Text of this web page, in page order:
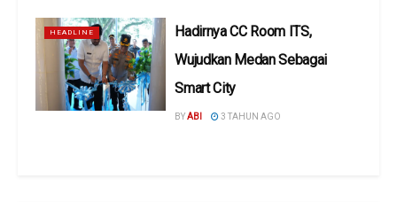
HEADLINE
Hadirnya CC Room ITS,
Wujudkan Medan Sebagai
Smart City
BYABI 3 TAHUN AGO